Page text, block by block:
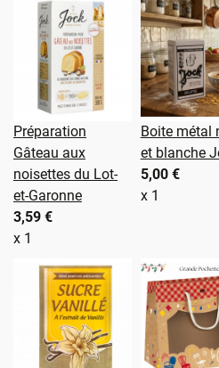
Préparation
Gâteau aux
noisettes du Lot-
et-Garonne
3,59 €
x 1
Boite métal
et blanche
5,00 €
x 1